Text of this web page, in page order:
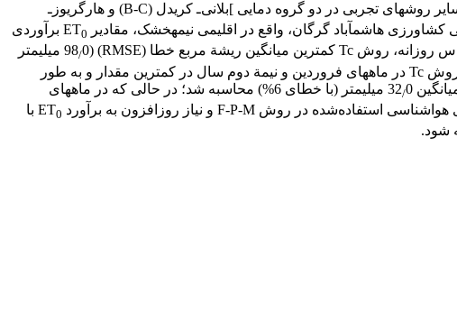
) روش ترکیبی فائو‌ـ پنمن‌ـ مانتیث (F-P-M)، به منزلة روشی استاندارد، جهت ارزیابی نتایج سایر روش‏های تجربی در دو گروه دمایی ]بلانی‌ـ کریدل (B-C) و هارگریوز‌ـ
0
برآوردی
/
0 میلی‏متر
در روز) را نسبت به سه روش دیگر داشت و نزدیک‏ترین برآورد را با روش استاندارد نشان داد. در مقیاس ماهیانه، RMSE حاصل از روش Tc در ماه‏های فروردین و نیمة دوم سال در کمترین مقدار و به طور
/
0 میلی‏متر (با خطای 6%) محاسبه شد؛ در حالی که در ماه‏های
0
با